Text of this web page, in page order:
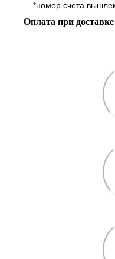
*номер счета вышлем
Оплата при доставке